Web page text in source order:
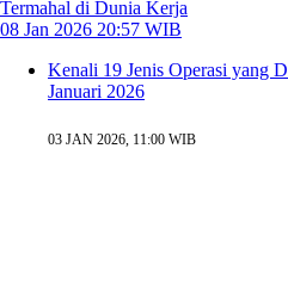
Termahal di Dunia Kerja
08 Jan 2026 20:57 WIB
Kenali 19 Jenis Operasi yang
Januari 2026
03 JAN 2026, 11:00 WIB